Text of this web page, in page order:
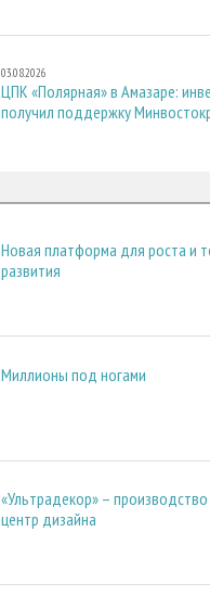
03.08.2026
ЦПК «Полярная» в Амазаре:
получил поддержку
Новая платформа для роста и
развития
Миллионы под ногами
«Ультрадекор» –
центр дизайна